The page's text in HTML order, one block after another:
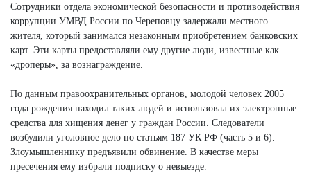
Сотрудники отдела экономической безопасности и противодействия
коррупции УМВД России по Череповцу задержали местного
жителя, который занимался незаконным приобретением банковских
карт. Эти карты предоставляли ему другие люди, известные как
«дроперы», за вознаграждение.
По данным правоохранительных органов, молодой человек 2005
года рождения находил таких людей и использовал их электронные
средства для хищения денег у граждан России. Следователи
возбудили уголовное дело по статьям 187 УК РФ (часть 5 и 6).
Злоумышленнику предъявили обвинение. В качестве меры
пресечения ему избрали подписку о невыезде.